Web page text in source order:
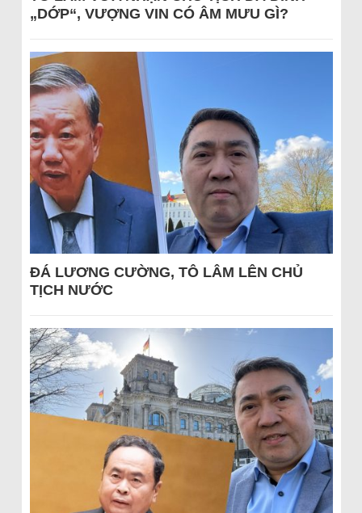
„DỚP“, VƯỢNG VIN CÓ ÂM MƯU GÌ?
ĐÁ LƯƠNG CƯỜNG, TÔ LÂM LÊN CHỦ
TỊCH NƯỚC